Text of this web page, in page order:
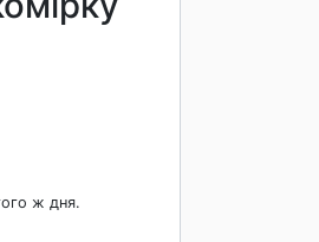
ж дня.